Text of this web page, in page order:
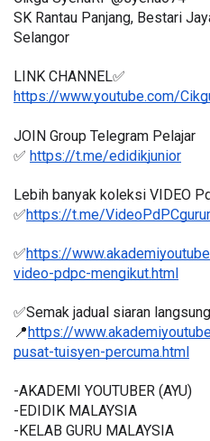
SK Rantau Panjang, Bestari
Selangor
LINK CHANNEL✅
https://www.youtube.com/
JOIN Group Telegram Pelajar
✅ https://t.me/edidikjunior
Lebih banyak koleksi VIDEO
✅https://t.me/
✅https://
video-pdpc-mengikut.html
✅Semak jadual siaran
📍 https://
pusat-tuisyen-percuma.html
-AKADEMI YOUTUBER (AYU)
-EDIDIK MALAYSIA
-KELAB GURU MALAYSIA